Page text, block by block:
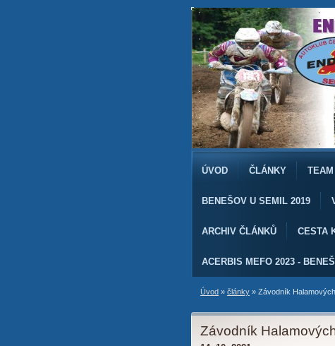
ÚVOD ČLÁNKY TEAM
BENEŠOV U SEMIL 2019
ARCHIV ČLÁNKŮ CESTA
ACERBIS MEFO 2023 -
Úvod » články » Závodník
Závodník